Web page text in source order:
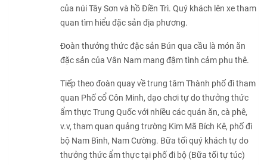
của núi Tây Sơn và hồ Điền Trì. Quý khách lên xe tham
quan tìm hiểu đặc sản địa phương.
Đoàn thưởng thức đặc sản Bún qua cầu là món ăn
đặc sản của Vân Nam mang đậm tình cảm phu thê.
Tiếp theo đoàn quay về trung tâm Thành phố đi tham
quan Phố cổ Côn Minh, dạo chơi tự do thưởng thức
ẩm thực Trung Quốc với nhiều các quán ăn, cà phê,
v.v, tham quan quảng trường Kim Mã Bích Kê, phố đi
bộ Nam Bình, Nam Cường. Bữa tối quý khách tự do
thưởng thức ẩm thực tại phố đi bộ (Bữa tối tự túc)